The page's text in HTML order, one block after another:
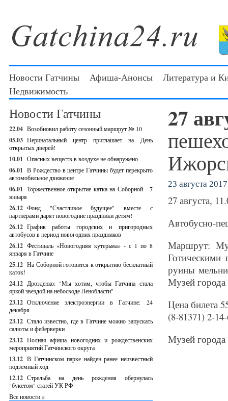
Новости Гатчины Афиша-Анонсы
Литература и
Недвижимость
Новости Гатчины
22.04 Возобновил работу сезонный маршрут № 10
05.03 Перинатальный центр приглашает на День
открытых дверей!
10.01 Опасных веществ в воздухе не обнаружено
06.01 В Рождество в центре Гатчины будет перекрыто
автомобильное движение
06.01 Торжественное открытие катка на Соборной - 7
января
26.12 Фонд "Счастливое будущее" вместе с
партнерами дарят новогодние праздники детям!
26.12 График работы городских и пригородных
автобусов в период новогодних праздников
26.12 Фестиваль «Новогодняя кутерьма» - с 1 по 8
января в Гатчине
25.12 На Соборной готовится к открытию бесплатный
каток!
24.12 Дрозденко: "Мы хотим, чтобы Гатчина стала
яркой звездой на небосводе Ленобласти"
23.12 Отключение электроэнергии в Гатчине: 24
декабря
23.12 Стало известно, где в Гатчине можно запускать
салюты и фейерверки
23.12 Полная афиша новогодних и рождественских
мероприятий Гатчинского округа
13.12 В Гатчинском парке найден ранее неизвестный
подземный ход
12.12 Стрельба на день рождения обернулась
"букетом" статей УК РФ
Все новости »
27
23 августа 2017
27 августа,
Автобусно-
Маршрут:
руины
Музей
Цена билета
(8-81371) 2-
Музей